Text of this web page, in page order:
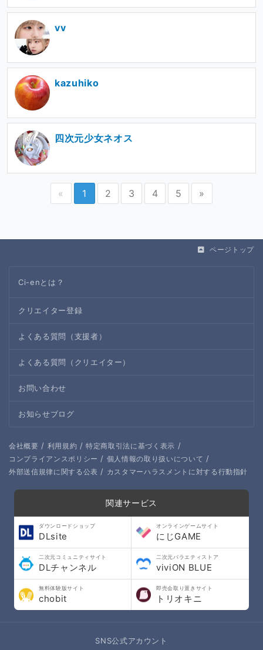
vv
kazuhiko
四次元少女ネオス
« 1 2 3 4 5 »
ページトップ
Ci-enとは？
クリエイター登録
よくある質問（支援者）
よくある質問（クリエイター）
お問い合わせ
お知らせブログ
会社概要 / 利用規約 / 特定商取引法に基づく表示 /
コンプライアンスポリシー / 個人情報の取り扱いについて /
外部送信規律に関する公表 / カスタマーハラスメントに対する行動指針
関連サービス
ダウンロードショップ
DLsite
オンラインゲームサイト
にじGAME
二次元コミュニティサイト
DLチャンネル
二次元バラエティストア
viviON BLUE
無料体験版サイト
chobit
即売会取り置きサイト
トリオキニ
SNS公式アカウント